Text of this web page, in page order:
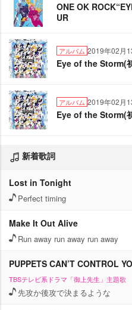
ONE OK
UR
アルバム 2019年02月
Eye of the Storm(
アルバム 2019年02月
Eye of the Storm(
新着歌詞
Lost in Tonight
Perfect timing
Make It Out Alive
Run away run away run away
PUPPETS CAN’T CONTROL
TBSテレビ系ドラマ「御上先生」主題歌
先攻か後攻で決まるような